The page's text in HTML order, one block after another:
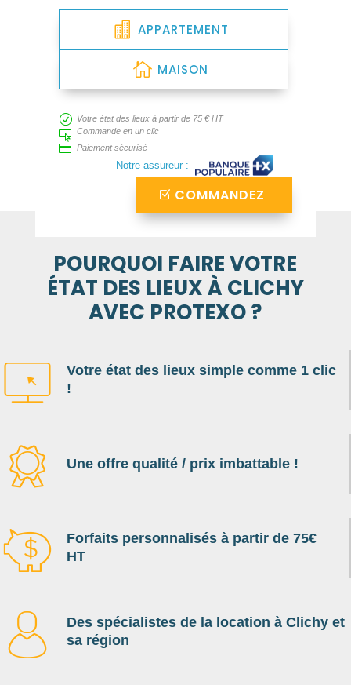
APPARTEMENT
MAISON
R Votre état des lieux à partir de 75 € HT
 Commande en un clic
 Paiement sécurisé
Notre assureur :
COMMANDEZ
POURQUOI FAIRE VOTRE
ÉTAT DES LIEUX À CLICHY
AVEC PROTEXO ?
Votre état des lieux simple comme 1 clic
!
Une offre qualité / prix imbattable !
Forfaits personnalisés à partir de 75€
HT
Des spécialistes de la location à Clichy et
sa région